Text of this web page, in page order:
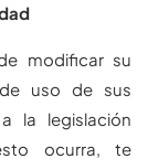
modificar su
uso de sus
la legislación
ocurra, te